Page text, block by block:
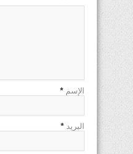
الإسم *
البريد *